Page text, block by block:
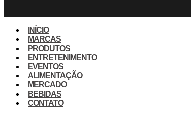
INÍCIO
MARCAS
PRODUTOS
ENTRETENIMENTO
EVENTOS
ALIMENTAÇÃO
MERCADO
BEBIDAS
CONTATO